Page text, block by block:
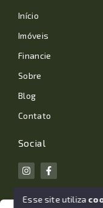
Início
Imóveis
Financie
Sobre
Blog
Contato
Social
Esse site utiliza